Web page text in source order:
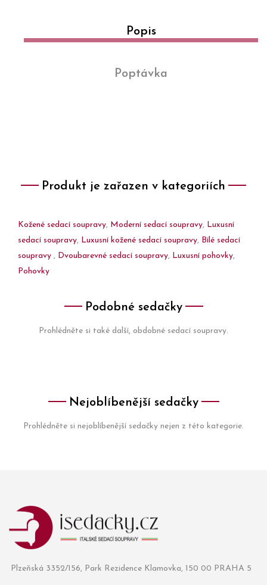
Popis
Poptávka
Produkt je zařazen v kategoriích
Kožené sedací soupravy, Moderní sedací soupravy, Luxusní
sedací soupravy, Luxusní kožené sedací soupravy, Bílé sedací
soupravy , Dvoubarevné sedací soupravy, Luxusní pohovky,
Pohovky
Podobné sedačky
Prohlédněte si také další, obdobné sedací soupravy.
Nejoblíbenější sedačky
Prohlédněte si nejoblíbenější sedačky nejen z této kategorie.
Plzeňská 3352/156, Park Rezidence Klamovka, 150 00 PRAHA 5